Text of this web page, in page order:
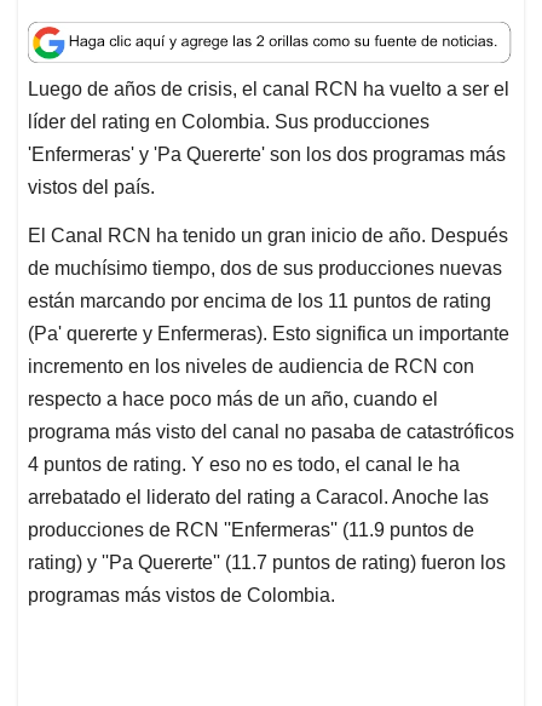
a
t
s
A
p
p
c
e
b
o
o
k
n
k
e
d
I
a
i
l
r
e
a
d
s
Luego de años de crisis, el canal RCN ha vuelto a ser el
líder del rating en Colombia. Sus producciones
'Enfermeras' y 'Pa Quererte' son los dos programas más
vistos del país.
El Canal RCN ha tenido un gran inicio de año. Después
de muchísimo tiempo, dos de sus producciones nuevas
están marcando por encima de los 11 puntos de rating
(Pa' quererte y Enfermeras). Esto significa un importante
incremento en los niveles de audiencia de RCN con
respecto a hace poco más de un año, cuando el
programa más visto del canal no pasaba de catastróficos
4 puntos de rating. Y eso no es todo, el canal le ha
arrebatado el liderato del rating a Caracol. Anoche las
producciones de RCN ''Enfermeras'' (11.9 puntos de
rating) y ''Pa Quererte'' (11.7 puntos de rating) fueron los
programas más vistos de Colombia.